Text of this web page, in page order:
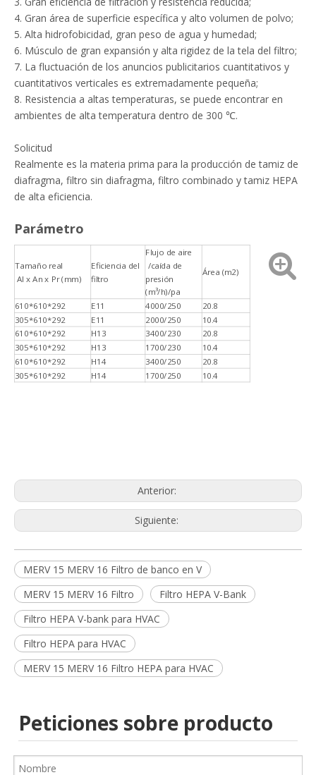
4. Gran área de superficie específica y alto volumen de polvo;
5. Alta hidrofobicidad, gran peso de agua y humedad;
6. Músculo de gran expansión y alta rigidez de la tela del filtro;
7. La fluctuación de los anuncios publicitarios cuantitativos y
cuantitativos verticales es extremadamente pequeña;
8. Resistencia a altas temperaturas, se puede encontrar en
ambientes de alta temperatura dentro de 300 ℃.
Solicitud
Realmente es la materia prima para la producción de tamiz de
diafragma, filtro sin diafragma, filtro combinado y tamiz HEPA
de alta eficiencia.
Parámetro
Tamaño real
Al x An x Pr (mm)
Eficiencia del
filtro
Flujo de aire
/caída de
presión
(m³/h)/pa
Área (m2)
610*610*292 E11 4000/250
20.8
305*610*292
E11 2000/250 10.4
610*610*292 H13 3400/230 20.8
305*610*292 H13 1700/230 10.4
610*610*292 H14 3400/250 20.8
305*610*292 H14 1700/250 10.4
Anterior:
Siguiente:
MERV 15 MERV 16 Filtro de banco en V
MERV 15 MERV 16 Filtro
Filtro HEPA V-Bank
Filtro HEPA V-bank para HVAC
Filtro HEPA para HVAC
MERV 15 MERV 16 Filtro HEPA para HVAC
Peticiones sobre producto